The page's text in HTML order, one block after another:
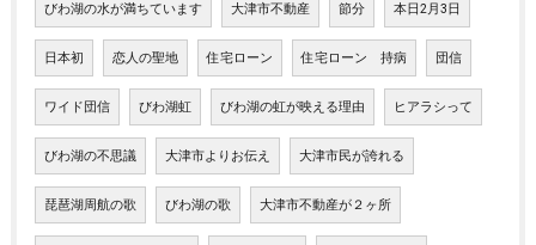
びわ湖の水が満ちています 大津市不動産 節分 本日2月3日
日本初 恋人の聖地 住宅ローン 住宅ローン 持病 団信
ワイド団信 びわ湖虹 びわ湖の虹が映える理由 ヒアラシって
びわ湖の不思議 大津市よりお伝え 大津市民が誇れる
琵琶湖周航の歌 びわ湖の歌 大津市不動産が２ヶ所